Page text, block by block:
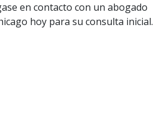
en contacto con un abogado
hoy para su consulta inicial.